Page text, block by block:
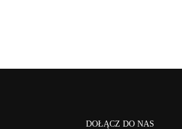
DOŁĄCZ DO NAS